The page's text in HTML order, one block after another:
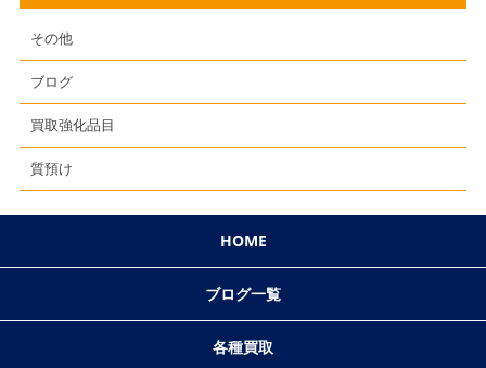
その他
ブログ
買取強化品目
質預け
HOME
ブログ一覧
各種買取